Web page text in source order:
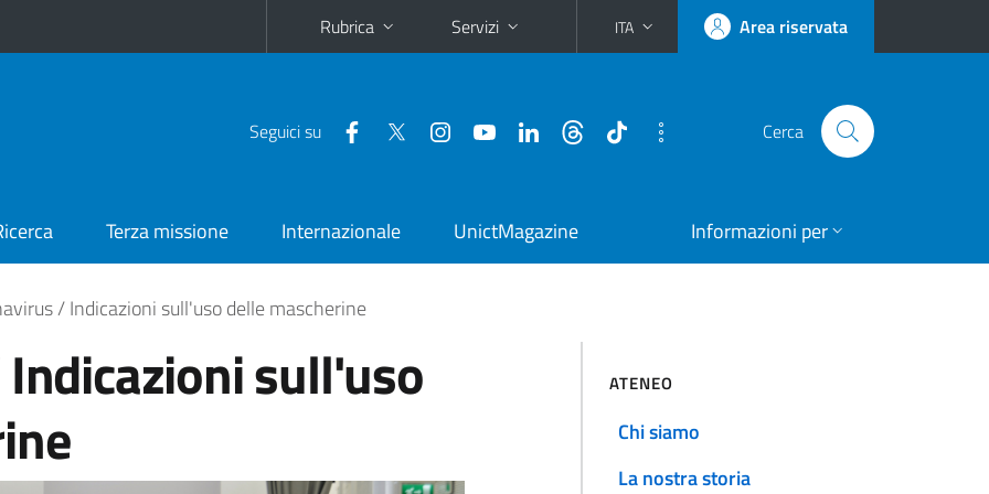
Rubrica Servizi ITA Area riservata
Seguici su Cerca
Terza missione Internazionale UnictMagazine Informazioni per
/ Indicazioni sull'uso delle mascherine
sull'uso
ATENEO
Chi siamo
La nostra storia